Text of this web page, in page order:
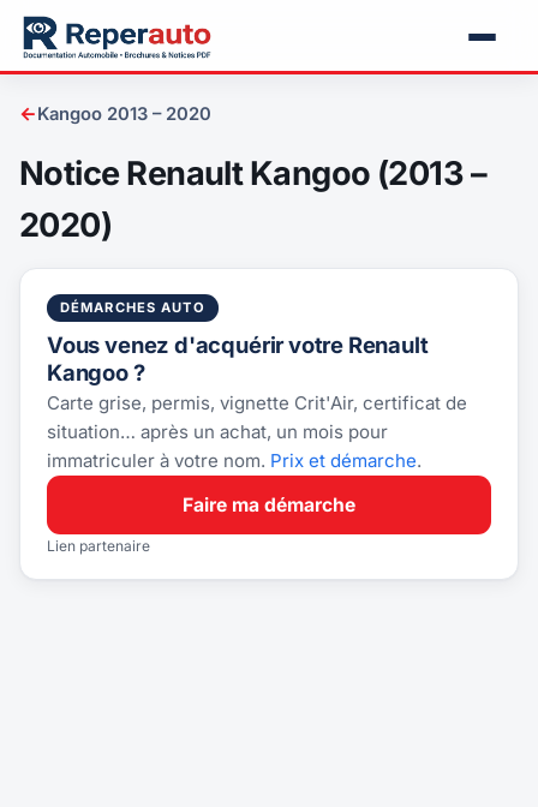
←Kangoo 2013 – 2020
Notice Renault Kangoo (2013 –
2020)
DÉMARCHES AUTO
Vous venez d'acquérir votre Renault
Kangoo ?
Carte grise, permis, vignette Crit'Air, certificat de
situation… après un achat, un mois pour
immatriculer à votre nom. Prix et démarche.
Faire ma démarche
Lien partenaire